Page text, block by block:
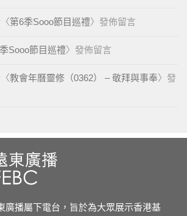
第6季Sooo節目巡禮〉發佈留言
Sooo節目巡禮〉發佈留言
教會年曆靈修（0362） – 敬拜與事奉〉發
廣播屬下電台，旨於為大眾展示香港基